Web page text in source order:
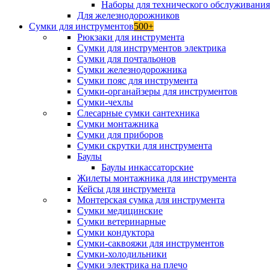
Наборы для технического
Для железнодорожников
Сумки для инструментов500+
Рюкзаки для инструмента
Сумки для инструментов электрика
Сумки для почтальонов
Сумки железнодорожника
Сумки пояс для инструмента
Сумки-органайзеры для инструментов
Сумки-чехлы
Слесарные сумки сантехника
Сумки монтажника
Сумки для приборов
Сумки скрутки для инструмента
Баулы
Баулы инкассаторские
Жилеты монтажника для инструмента
Кейсы для инструмента
Монтерская сумка для инструмента
Сумки медицинские
Сумки ветеринарные
Сумки кондуктора
Сумки-саквояжи для инструментов
Сумки-холодильники
Сумки электрика на плечо